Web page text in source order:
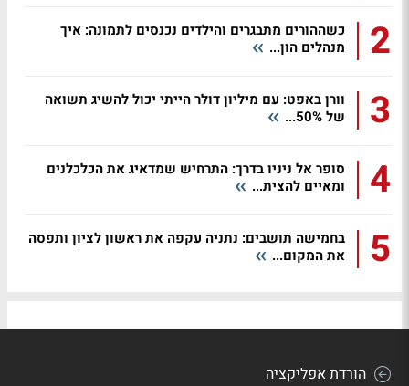
2
כשההורים מתבגרים והילדים נכנסים לתמונה: איך
מנהלים הון...
3
וורן באפט: עם מיליון דולר הייתי יכול להשיג תשואה
של 50%...
4
סופר אל ניניו בדרך: התרחיש שמדאיג את הכלכלנים
ומאיים להצית...
5
בחמישה תושבים: נתניה עקפה את ראשון לציון ותפסה
את המקום...
הורדת אפליקציה